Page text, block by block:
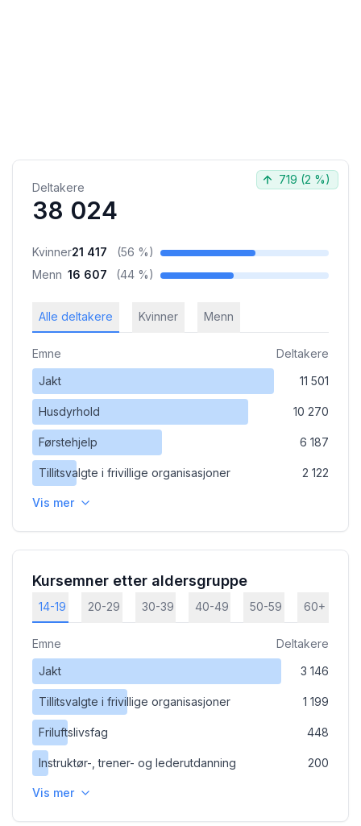
Deltakere
719 (2 %)
38 024
Kvinner21 417 (56 %)
Menn 16 607 (44 %)
Alle deltakere Kvinner Menn
Emne
Deltakere
Jakt
Husdyrhold
Førstehjelp
Tillitsvalgte i frivillige organisasjoner
11 501
10 270
6 187
2 122
Vis mer
Kursemner etter aldersgruppe
14-19 20-29 30-39 40-49 50-59 60+
Emne
Deltakere
Jakt
Tillitsvalgte i frivillige organisasjoner
Friluftslivsfag
Instruktør-, trener- og lederutdanning
3 146
1 199
448
200
Vis mer